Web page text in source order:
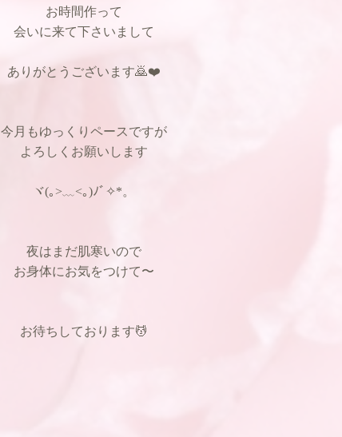
お時間作って
会いに来て下さいまして
ありがとうございます🙇❤️
今月もゆっくりペースですが
よろしくお願いします
ヾ(｡>﹏<｡)ﾉﾞ✧*。
夜はまだ肌寒いので
お身体にお気をつけて〜
お待ちしております💆